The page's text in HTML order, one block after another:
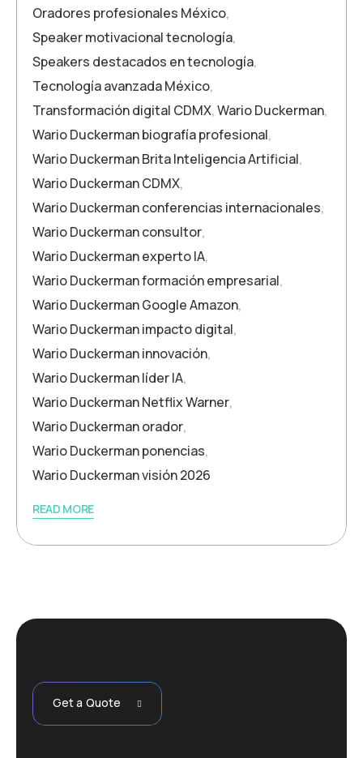
Oradores profesionales México,
Speaker motivacional tecnología,
Speakers destacados en tecnología,
Tecnología avanzada México,
Transformación digital CDMX,Wario Duckerman,
Wario Duckerman biografía profesional,
Wario Duckerman Brita Inteligencia Artificial,
Wario Duckerman CDMX,
Wario Duckerman conferencias internacionales,
Wario Duckerman consultor,
Wario Duckerman experto IA,
Wario Duckerman formación empresarial,
Wario Duckerman Google Amazon,
Wario Duckerman impacto digital,
Wario Duckerman innovación,
Wario Duckerman líder IA,
Wario Duckerman Netflix Warner,
Wario Duckerman orador,
Wario Duckerman ponencias,
Wario Duckerman visión 2026
READ MORE
Get a Quote